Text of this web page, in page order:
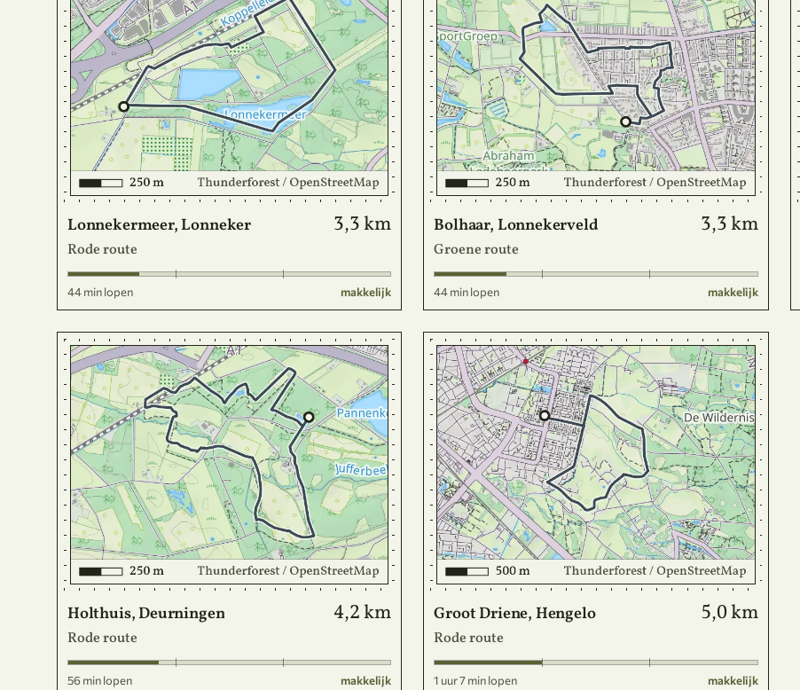
Lonnekermeer, Lonneker 3,3 km
Rode route
44 min lopen makkelijk
Bolhaar, Lonnekerveld 3,3 km
Groene route
44 min lopen makkelijk
Holthuis, Deurningen 4,2 km
Rode route
56 min lopen makkelijk
Groot Driene, Hengelo 5,0 km
Rode route
1 uur 7 min lopen makkelijk